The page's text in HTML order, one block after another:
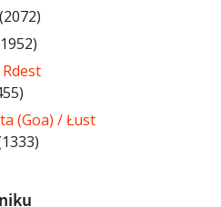
(2072)
(Goa) / Łust